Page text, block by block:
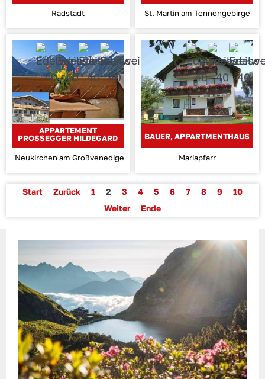
Radstadt St. Martin am Tennengebirge
APPARTEMENT
PROSSEGGER HILDEGARD
Neukirchen am Großvenediger
BAUER, APPARTMENTHAUS
Mariapfarr
Start Zurück 1 2 3 4 5 6 7 8 9
10
Weiter
Ende